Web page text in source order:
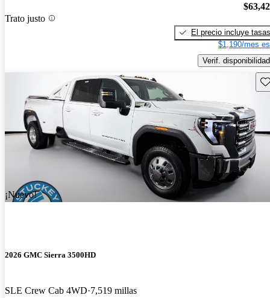
Trato justo
El precio incluye tasas
$1,190/mes
Verif. disponibilidad
¡Nuevo!
2026 GMC Sierra 3500HD
SLE Crew Cab 4WD 7,519 millas